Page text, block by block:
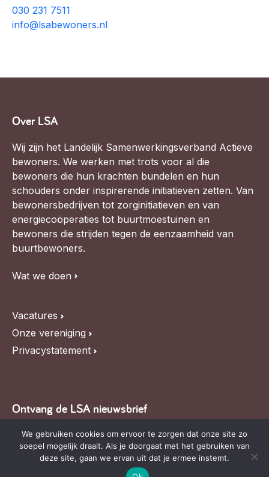
030 231 7511
info@lsabewoners.nl
Over LSA
Wij zijn het Landelijk Samenwerkingsverband Actieve
bewoners. We werken met trots voor al die
bewoners die hun krachten bundelen en hun
schouders onder inspirerende initiatieven zetten. Van
bewonersbedrijven tot zorginitiatieven en van
energiecoöperaties tot buurtmoestuinen en
bewoners die strijden tegen de eenzaamheid van
buurtbewoners.
Wat we doen
Vacatures
Onze vereniging
Privacystatement
Ontvang de LSA nieuwsbrief
Blijf op de hoogte van LSA nieuws, de agenda en
relevante ontwikkelingen,schrijf je in voor onze
nieuwsbrief.
We gebruiken cookies om ervoor te zorgen dat onze site zo
soepel mogelijk draait. Als je doorgaat met het gebruiken van
deze site, gaan we ervan uit dat je ermee instemt.